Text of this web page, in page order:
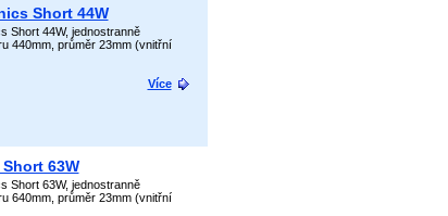
Short 44W
Short 44W, jednostranně
440mm, průměr 23mm (vnitřní
Více
63W
Short 63W, jednostranně
640mm, průměr 23mm (vnitřní